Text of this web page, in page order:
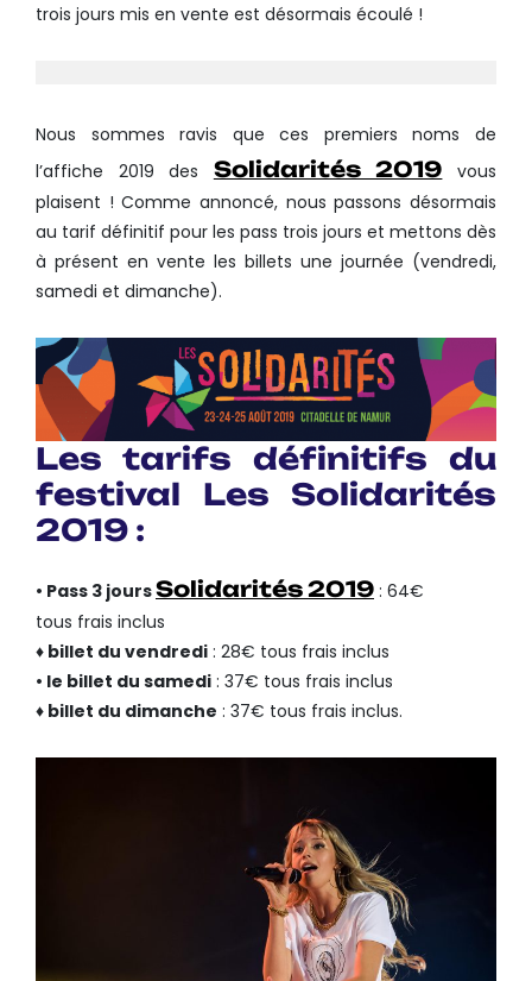
trois jours mis en vente est désormais écoulé !
Nous sommes ravis que ces premiers noms de
l’affiche 2019 des Solidarités 2019 vous
plaisent ! Comme annoncé, nous passons désormais
au tarif définitif pour les pass trois jours et mettons dès
à présent en vente les billets une journée (vendredi,
samedi et dimanche).
Les tarifs définitifs du
festival Les Solidarités
2019 :
• Pass 3 joursSolidarités 2019 : 64€
tous frais inclus
♦ billet du vendredi : 28€ tous frais inclus
• le billet du samedi : 37€ tous frais inclus
♦ billet du dimanche : 37€ tous frais inclus.